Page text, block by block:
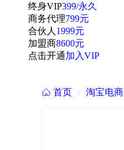
终身VIP399/永久
商务代理799元
合伙人 1999元
加盟商8600元
点击开通加入VIP
 首页 / 淘宝电商